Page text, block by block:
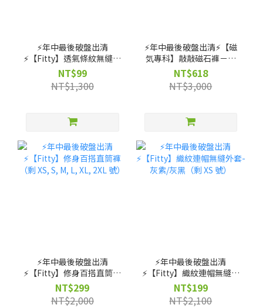
⚡️年中最後破盤出清
⚡️【Fitty】透氣條紋無縫上
衣（剩 XS, S, M 號）
NT$99
NT$1,300
⚡️年中最後破盤出清⚡️【磁
気專科】敲敲磁石褲－高
腰直筒款（剩 XS, S, M, L,
XL 號）
NT$618
NT$3,000
⚡️年中最後破盤出清
⚡️【Fitty】修身百搭直筒褲
（剩 XS, S, M, L, XL, 2XL
號）
NT$299
NT$2,000
⚡️年中最後破盤出清
⚡️【Fitty】織紋連帽無縫外
套-灰紫/灰黑（剩 XS 號）
NT$199
NT$2,100